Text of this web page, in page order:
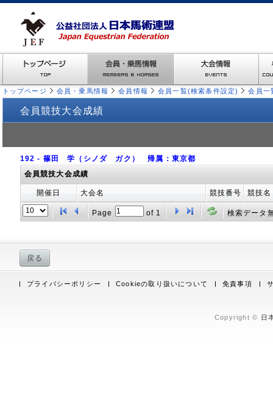
トップページ 会員・乗馬情報 会員情報 会員一覧(検索条件設定) 会員一
会員競技大会成績
192 - 篠田 学（シノダ ガク） 帰属：東京都
会員競技大会成績
開催日 大会名 競技番号 競技名
Page of1 検索データ
戻る
プライバシーポリシー Cookieの取り扱いについて 免責事項
Copyright © 日